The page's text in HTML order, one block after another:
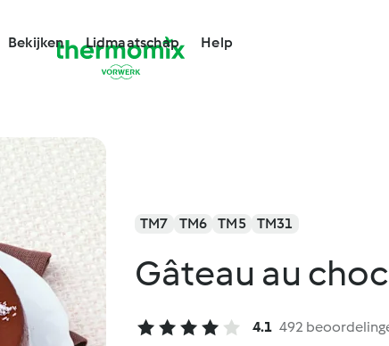
Bekijken Lidmaatschap Help
TM7 TM6 TM5 TM31
Gâteau au
4.1 492